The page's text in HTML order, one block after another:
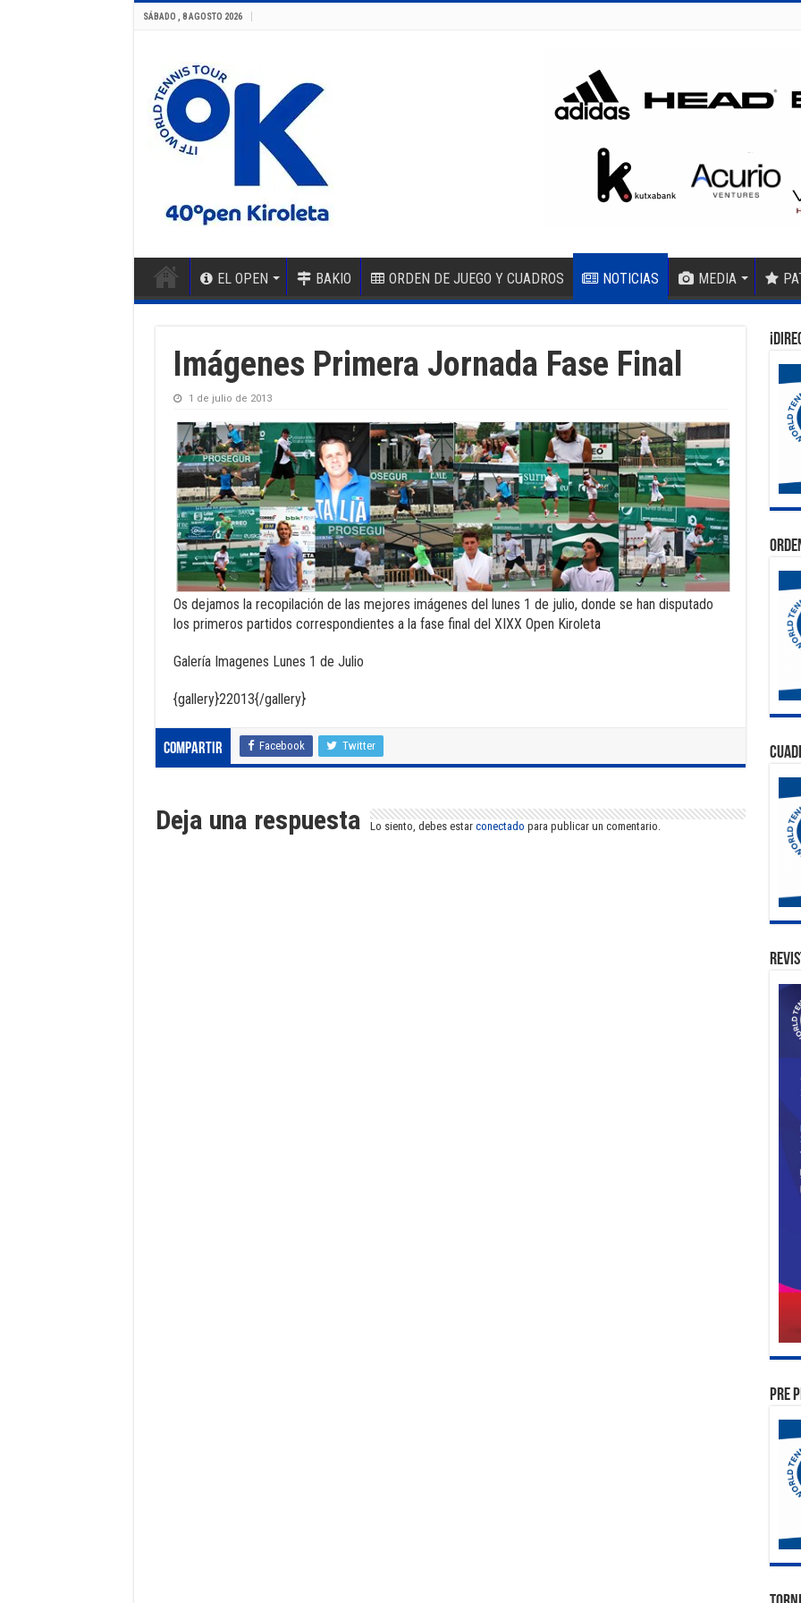
SÁBADO , 8 AGOSTO 2026
EL OPEN BAKIO ORDEN DE JUEGO Y CUADROS NOTICIAS MEDIA
Imágenes Primera Jornada Fase Final
1 de julio de 2013
Os dejamos la recopilación de las mejores imágenes del lunes 1 de julio, donde se han disputado
los primeros partidos correspondientes a la fase final del XIXX Open Kiroleta
Galería Imagenes Lunes 1 de Julio
{gallery}22013{/gallery}
Compartir Facebook Twitter
Deja una respuesta Lo siento, debes estar conectado para publicar un comentario.
PRE